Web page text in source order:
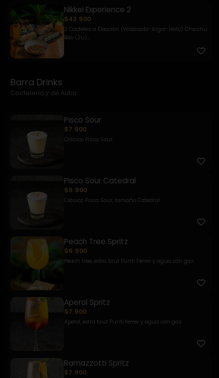
Nikkei Experience 2
$43.900
2 Cócteles a Elección (Wabisabi-Ikigai-Hato) Chashu
Bao (2u)...
Barra Drinks
Coctelería y de Autor
Pisco Sour
$7.900
Clásico Pisco Sour.
Pisco Sour Catedral
$9.900
Clásico Pisco Sour, tamaño Catedral
Peach Tree Spritz
$6.900
Peach tree, extra brut Punti Ferrer y agua con gas.
Aperol Spritz
$7.900
Aperol, extra brut Punti ferrer y agua con gas
Ramazzotti Spritz
$7.900